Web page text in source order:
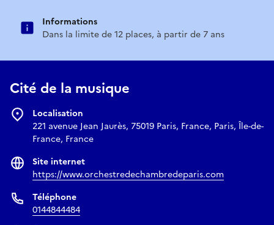
Informations
Dans la limite de 12 places, à partir de 7 ans
Cité de la musique
Localisation
221 avenue Jean Jaurès, 75019 Paris, France, Paris, Île-de-
France, France
Site internet
https://www.orchestredechambredeparis.com
Téléphone
0144844484